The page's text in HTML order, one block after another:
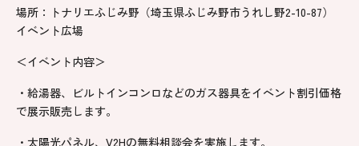
場所：トナリエふじみ野（埼玉県ふじみ野市うれし野2-10-87）
イベント広場
＜イベント内容＞
・給湯器、ビルトインコンロなどのガス器具をイベント割引価格
で展示販売します。
・太陽光パネル、V2Hの無料相談会を実施します。